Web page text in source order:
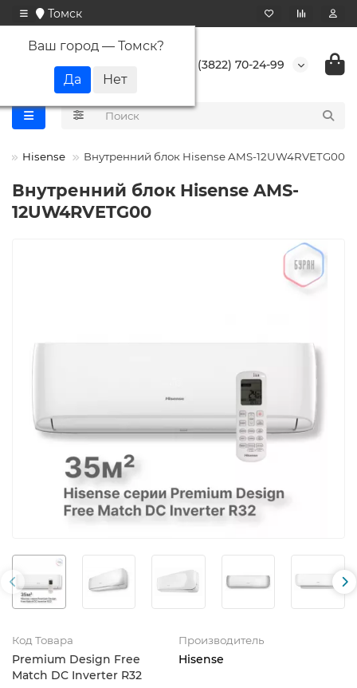
Томск
Ваш город — Томск?
+7 (3822) 70-24-99
Hisense Внутренний блок Hisense AMS-12UW4RVETG00
Внутренний блок Hisense AMS-
12UW4RVETG00
Код Товара
Premium Design Free
Match DC Inverter R32
Производитель
Hisense